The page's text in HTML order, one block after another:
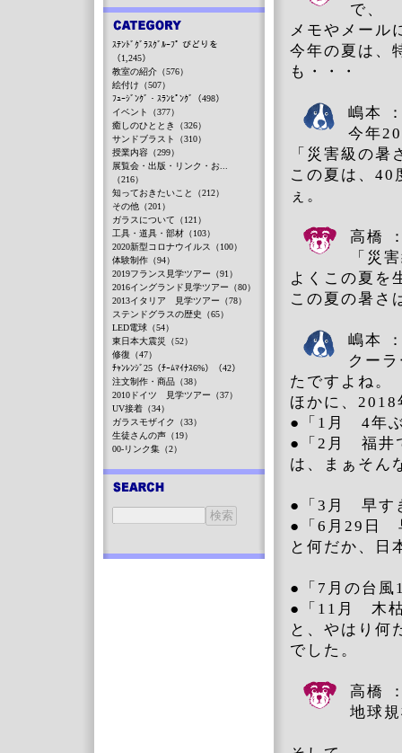
で、
メモやメール
今年の夏は、
も・・・
嶋本
今年
「災害級の
この夏は、40
ぇ。
高橋
「災
よくこの夏を
この夏の暑さ
嶋本
クー
たですよね。
ほかに、
●「1月 4年
●「2月 福井
は、まぁそん
●「3月 早す
●「6月29日
と何だか、日
●「7月の台風
●「11月 木
と、やはり何
でした。
高橋
地球
ｽﾃﾝﾄﾞｸﾞﾗｽｸﾞﾙｰﾌﾟ びどりを
（1,245）
教室の紹介（576）
絵付け（507）
ﾌｭｰｼﾞﾝｸﾞ・ｽﾗﾝﾋﾟﾝｸﾞ（498）
イベント（377）
癒しのひととき（326）
サンドブラスト（310）
授業内容（299）
展覧会・出版・リンク・お...
（216）
知っておきたいこと（212）
その他（201）
ガラスについて（121）
工具・道具・部材（103）
2020新型コロナウイルス（100）
体験制作（94）
2019フランス見学ツアー（91）
2016イングランド見学ツアー（80）
2013イタリア 見学ツアー（78）
ステンドグラスの歴史（65）
LED電球（54）
東日本大震災（52）
修復（47）
ﾁｬﾝﾚﾝｼﾞ25（ﾁｰﾑﾏｲﾅｽ6%）（42）
注文制作・商品（38）
2010ドイツ 見学ツアー（37）
UV接着（34）
ガラスモザイク（33）
生徒さんの声（19）
00-リンク集（2）